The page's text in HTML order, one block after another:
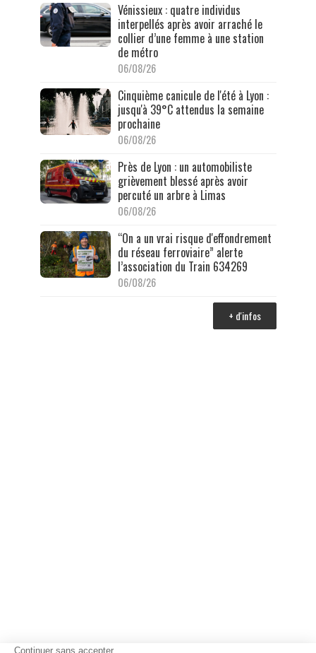
Vénissieux : quatre individus
interpellés après avoir arraché le
collier d’une femme à une station
de métro
06/08/26
Cinquième canicule de l'été à Lyon :
jusqu'à 39°C attendus la semaine
prochaine
06/08/26
Près de Lyon : un automobiliste
grièvement blessé après avoir
percuté un arbre à Limas
06/08/26
“On a un vrai risque d'effondrement
du réseau ferroviaire” alerte
l’association du Train 634269
06/08/26
+ d'infos